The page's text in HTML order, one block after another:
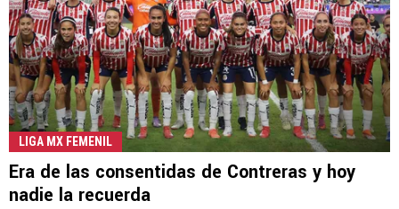
LIGA MX FEMENIL
Era de las consentidas de Contreras y hoy
nadie la recuerda